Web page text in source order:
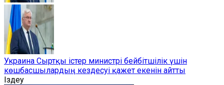
Украина Сыртқы істер министрі бейбітшілік үшін
көшбасшылардың кездесуі қажет екенін айтты
Іздеу